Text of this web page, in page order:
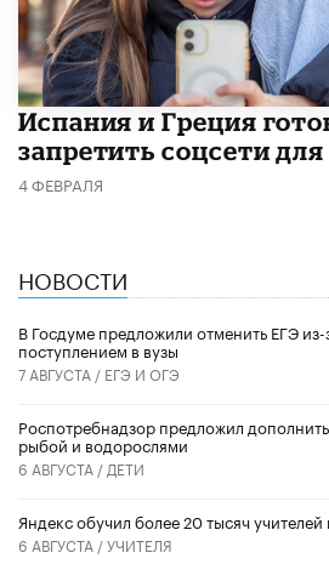
Испания и Греция
запретить соцсети
4 ФЕВРАЛЯ
НОВОСТИ
В Госдуме предложили отменить ЕГЭ
поступлением в вузы
7 АВГУСТА / ЕГЭ И ОГЭ
Роспотребнадзор предложил
рыбой и водорослями
6 АВГУСТА / ДЕТИ
​Яндекс обучил более 20 тысяч
6 АВГУСТА /УЧИТЕЛЯ